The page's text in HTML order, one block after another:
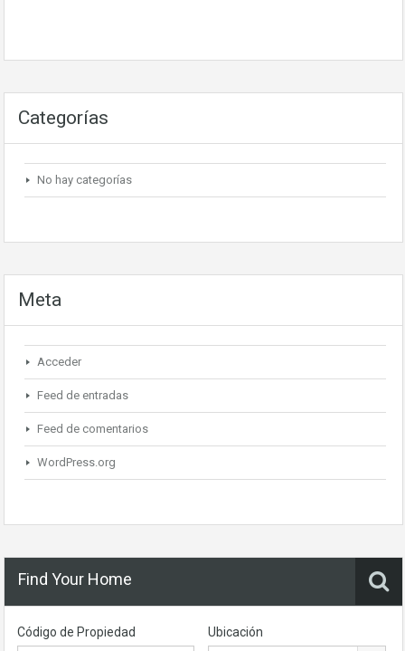
Categorías
No hay categorías
Meta
Acceder
Feed de entradas
Feed de comentarios
WordPress.org
Find Your Home
Código de Propiedad Ubicación